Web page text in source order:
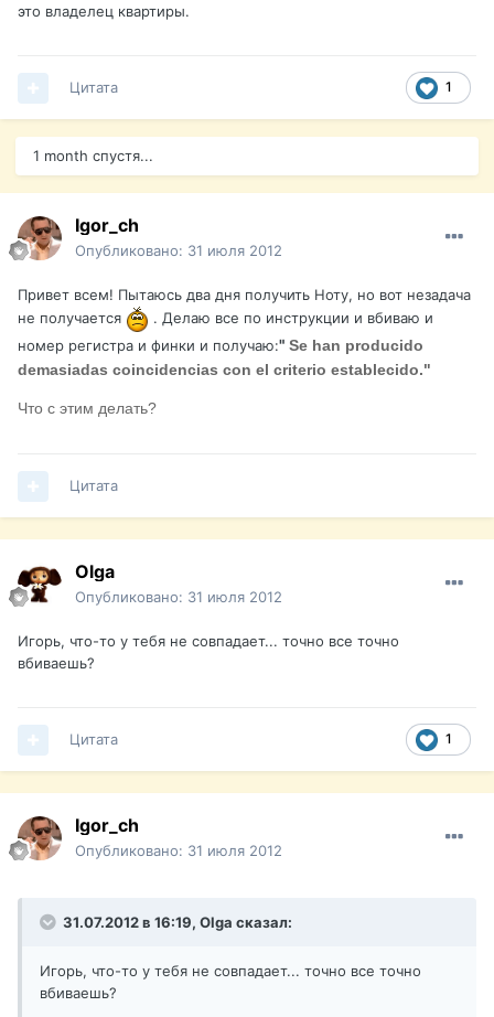
это владелец квартиры.
1
Цитата
1 month спустя...
Igor_ch
Опубликовано: 31 июля 2012
Привет всем! Пытаюсь два дня получить Ноту, но вот незадача
не получается
. Делаю все по инструкции и вбиваю и
номер регистра и финки и получаю:" Se han producido
demasiadas coincidencias con el criterio establecido."
Что с этим делать?
Цитата
Olga
Опубликовано: 31 июля 2012
Игорь, что-то у тебя не совпадает... точно все точно
вбиваешь?
1
Цитата
Igor_ch
Опубликовано: 31 июля 2012
31.07.2012 в 16:19, Olga сказал:
Игорь, что-то у тебя не совпадает... точно все точно
вбиваешь?